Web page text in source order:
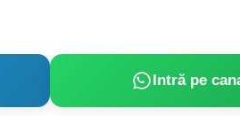
Intră pe